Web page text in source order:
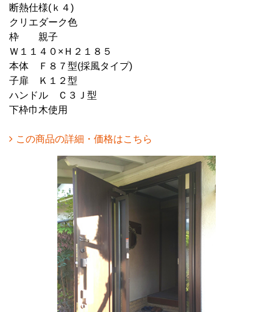
断熱仕様(ｋ４)
クリエダーク色
枠 親子
Ｗ１１４０×Ｈ２１８５
本体 Ｆ８７型(採風タイプ)
子扉 Ｋ１２型
ハンドル Ｃ３Ｊ型
下枠巾木使用
この商品の詳細・価格はこちら